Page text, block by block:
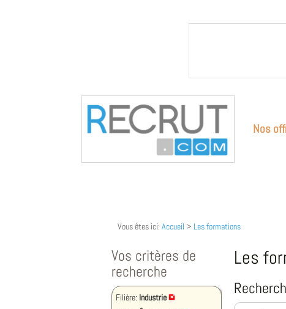
Nos
Vous êtes ici: Accueil > Les formations
Vos critères de
recherche
Filière: Industrie
Les